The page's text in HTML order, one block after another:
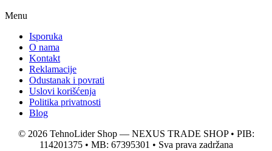
Menu
Isporuka
O nama
Kontakt
Reklamacije
Odustanak i povrati
Uslovi korišćenja
Politika privatnosti
Blog
© 2026 TehnoLider Shop — NEXUS TRADE SHOP • PIB:
114201375 • MB: 67395301 • Sva prava zadržana